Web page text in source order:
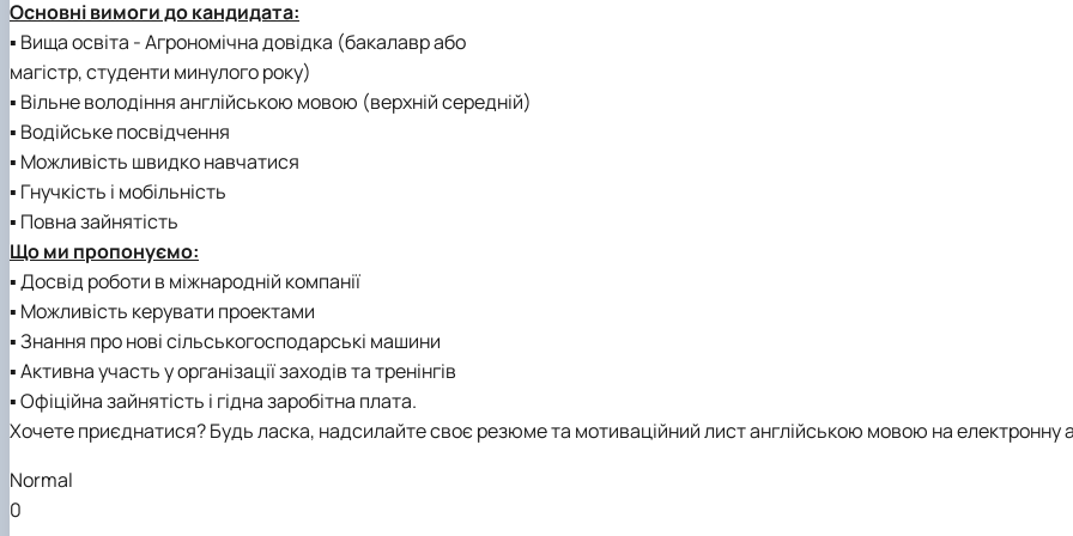
Кафедра овочівництва і закритого грунту
Кафедра садівництва ім. проф. В.Л. Симиренка
Кафедра технології зберігання, переробки та стандартизації продукції рослинницт…
Вчена рада агробіологічного факультету
Колегіальні органи
Основні вимоги до кандидата:
▪ Вища освіта - Агрономічна довідка (бакалавр або
магістр, студенти минулого року)
▪ Вільне володіння англійською мовою (верхній середній)
▪ Водійське посвідчення
▪ Можливість швидко навчатися
▪ Гнучкість і мобільність
▪ Повна зайнятість
Що ми пропонуємо:
▪ Досвід роботи в міжнародній компанії
▪ Можливість керувати проектами
▪ Знання про нові сільськогосподарські машини
▪ Активна участь у організації заходів та тренінгів
▪ Офіційна зайнятість і гідна заробітна плата.
Хочете приєднатися?Будь ласка, надсилайте своє резюме та мотиваційний лист англійською мовою на електронну
Normal
0